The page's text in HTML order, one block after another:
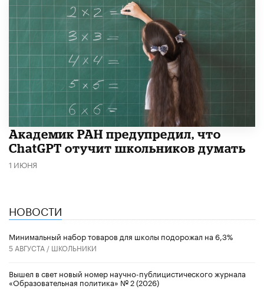
Академик РАН предупредил, что
ChatGPT отучит школьников думать
1 ИЮНЯ
НОВОСТИ
Минимальный набор товаров для школы подорожал на 6,3%
5 АВГУСТА / ШКОЛЬНИКИ
Вышел в свет новый номер научно-публицистического журнала
«Образовательная политика» № 2 (2026)